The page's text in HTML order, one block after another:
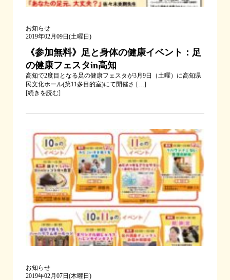
お知らせ
2019年02月09日(土曜日)
《参加無料》足と身体の健康イベント：足
の健康フェスタin高知
高知で2度目となる足の健康フェスタが3月9日（土曜）に高知県
民文化ホール(第11多目的室)にて開催さ […]
[続きを読む]
お知らせ
2019年02月07日(木曜日)